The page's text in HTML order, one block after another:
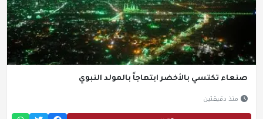
صنعاء تكتسي بالأخضر ابتهاجاً بالمولد النبوي
منذ دقيقتين